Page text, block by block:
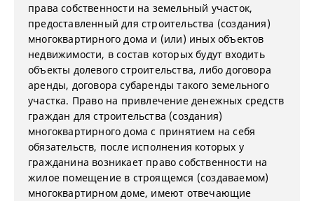
права собственности на земельный участок,
предоставленный для строительства (создания)
многоквартирного дома и (или) иных объектов
недвижимости, в состав которых будут входить
объекты долевого строительства, либо договора
аренды, договора субаренды такого земельного
участка. Право на привлечение денежных средств
граждан для строительства (создания)
многоквартирного дома с принятием на себя
обязательств, после исполнения которых у
гражданина возникает право собственности на
жилое помещение в строящемся (создаваемом)
многоквартирном доме, имеют отвечающие